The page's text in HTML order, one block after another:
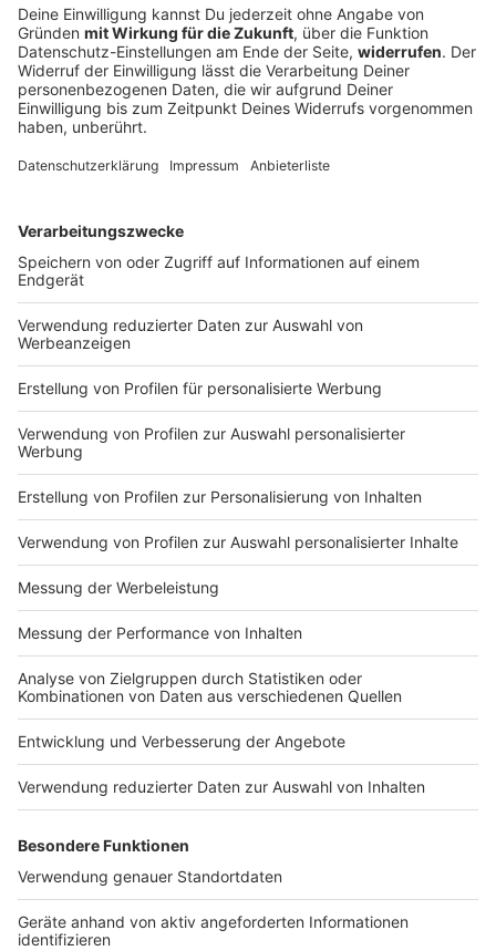
gestorben
Eigentlich veröffentlichte Sydney Towle Surf- und
Tanzvideos in den sozialen Medien. Doch dann wurde
bei ihr Krebs diagnostiziert - und die Influencerin
DEINE GEMERKTEN ARTIKEL
Du hast dir noch keine Artikel gemerkt
Markiere sie hierfür mit einem
Impressum
Nutzungsbedingungen
Jobs
Presse
Werben
Archiv
ANTENNE BAYERN GROUP
Stiftung ANTENNE BAYERN
Kontakt
Studio-Hotline
Verkehrs-Hotline
Newsletter